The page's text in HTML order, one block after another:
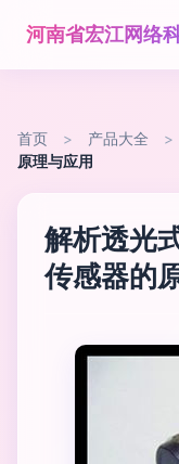
首页 > 产品大全 >
原理与应用
解析透光
传感器的